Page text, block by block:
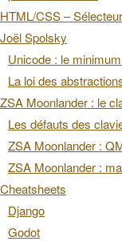
HTML/CSS –
Joël Spolsky
Unicode : le
La loi des
ZSA Moonlander : le
Les défauts des
ZSA Moonlander :
ZSA Moonlander :
Cheatsheets
Django
Godot